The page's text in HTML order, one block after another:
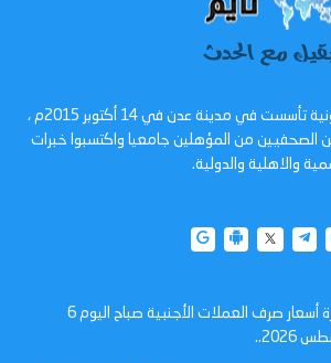
عدن تايم - صحيفة الكترونية تأسست في مدينة عدن في 14 أكتوبر 2015م ،
الصحفيين من المؤهلين جامعيا واكتسبوا خبرات
والاهلية والدولية.
نشرة أسعار صرف العملات الأجنبية صباح اليوم 6
2026..